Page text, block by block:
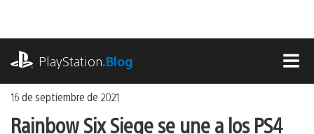
contenido
PlayStation.Blog
16 de septiembre de 2021
Rainbow Six Siege se une a los PS4